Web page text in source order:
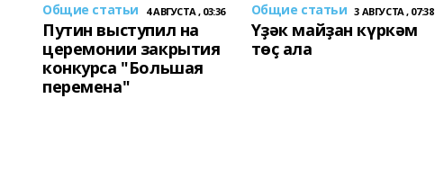
Общие статьи 4 АВГУСТА , 03:36
Путин выступил на
церемонии закрытия
конкурса "Большая
перемена"
Общие статьи 3 АВГУСТА , 07:38
Үҙәк майҙан күркәм
төҫ ала